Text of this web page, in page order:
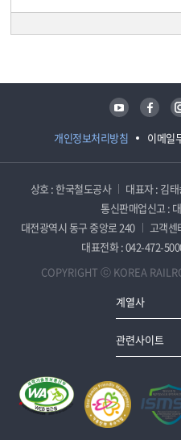
개인정보처리방침 이메일
유튜브 페이스북 인스
상호 : 한국철도공사 대표자 : 김태
통신판매업신고 :
대전광역시 동구 중앙로 240
고객센
대표전화 : 042-472-
COPYRIGHT ⓒ KOREA
계열사
관련사이트